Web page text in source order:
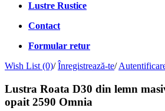
Lustre Rustice
Contact
Formular retur
Wish List (0)/ Înregistrează-te/
Lustra Roata D30 din lemn
opait 2590 Omnia